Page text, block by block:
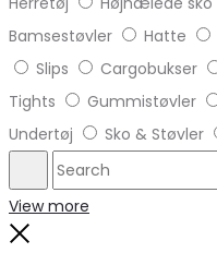
Bamsestøvler
Hatte
Slips
Cargobukser
Tights
Gummistøvler
Undertøj
Sko & Støvler
Search
View more